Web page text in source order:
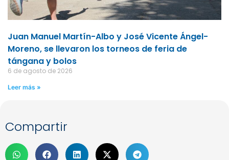
Juan Manuel Martín-Albo y José Vicente Ángel-
Moreno, se llevaron los torneos de feria de
tángana y bolos
6 de agosto de 2026
Leer más »
Compartir